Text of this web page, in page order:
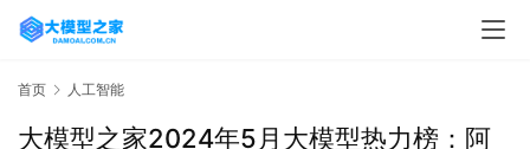
首页 人工智能
大模型之家2024年5月大模型热力榜：阿